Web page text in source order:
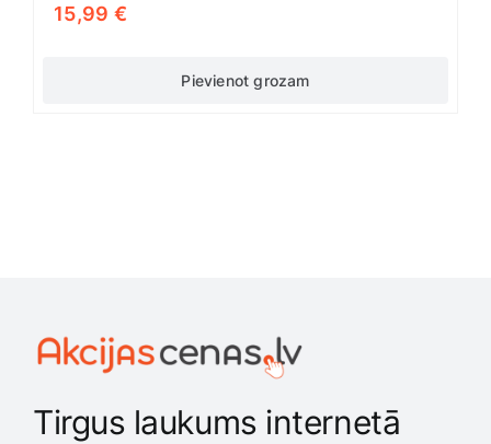
15,99 €
Pievienot grozam
Tirgus laukums internetā